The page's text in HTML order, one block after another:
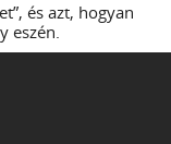
és azt, hogyan
eszén.